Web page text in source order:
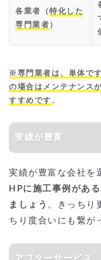
各業者（特化した
専門業者 ）
※専門業者は、単体で
の場合はメンテナンス
すすめです 。
実績が豊富
実績が豊富な会社を
HPに施工事例があ
ましょう 。きっちり
ちり度合いにも繋が